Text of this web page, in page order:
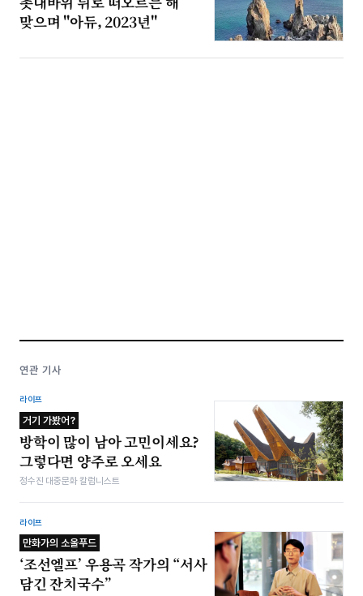
맞으며 "아듀, 2023년"
연관 기사
라이프
거기 가봤어?
방학이 많이 남아 고민이세요?
그렇다면 양주로 오세요
정수진 대중문화 칼럼니스트
라이프
만화가의 소울푸드
‘조선엘프’ 우용곡 작가의 “서사
담긴 잔치국수”